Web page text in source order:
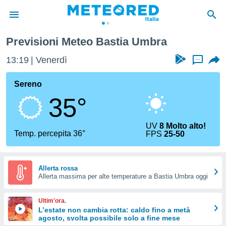
di
per
le
di
Web
le
Previsioni Meteo Bastia Umbra
13:19 Venerdì ...
Sereno
35°
Temp. percepita 36°
UV8 Molto alto!
FPS25-50
Allerta rossa
Allerta massima per alte temperature a Bastia Umbra oggi
Ultim'ora.
L’estate non cambia rotta: caldo fino a metà
agosto, svolta possibile solo a fine mese